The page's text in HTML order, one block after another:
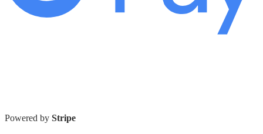
Powered by Stripe